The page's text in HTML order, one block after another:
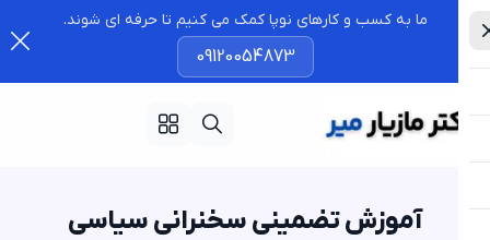
ما به کسب و کارهای نوپا کمک می کنیم تا حرفه ای شوند.
09120054873
آموزش تضمینی سخنرانی سیاسی